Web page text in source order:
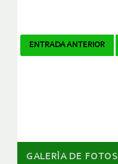
Navegador
ENTRADA ANTERIOR
GALERÌA DE FOTOS